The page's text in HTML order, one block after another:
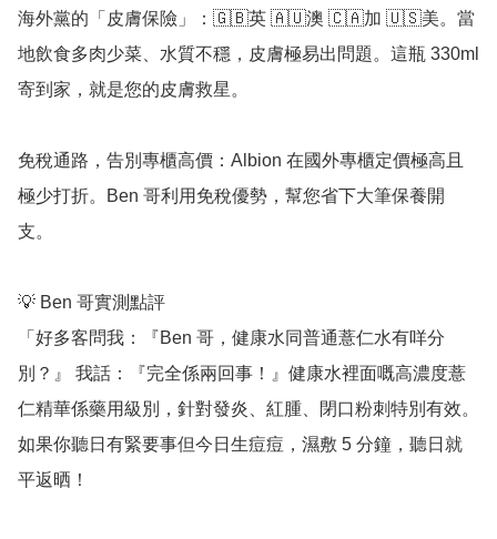
海外黨的「皮膚保險」：🇬🇧英 🇦🇺澳 🇨🇦加 🇺🇸美。當
地飲食多肉少菜、水質不穩，皮膚極易出問題。這瓶 330ml
寄到家，就是您的皮膚救星。
免稅通路，告別專櫃高價：Albion 在國外專櫃定價極高且
極少打折。Ben 哥利用免稅優勢，幫您省下大筆保養開
支。
💡 Ben 哥實測點評
「好多客問我：『Ben 哥，健康水同普通薏仁水有咩分
別？』 我話：『完全係兩回事！』健康水裡面嘅高濃度薏
仁精華係藥用級別，針對發炎、紅腫、閉口粉刺特別有效。
如果你聽日有緊要事但今日生痘痘，濕敷 5 分鐘，聽日就
平返晒！